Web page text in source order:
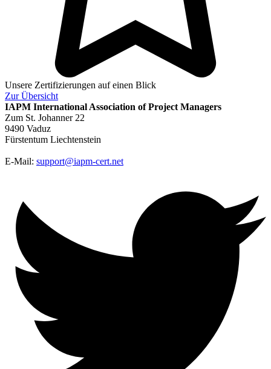
Unsere Zertifizierungen auf einen Blick
ZurÜbersicht
IAPM International Association of Project Managers
Zum St. Johanner 22
9490 Vaduz
Fürstentum Liechtenstein
E-Mail: support@iapm-cert.net